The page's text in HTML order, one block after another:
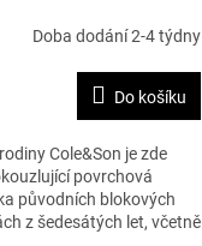
Doba dodání 2-4 týdny
Do košíku
Cole&Son je zde
povrchová
původních blokových
z šedesátých let, včetně